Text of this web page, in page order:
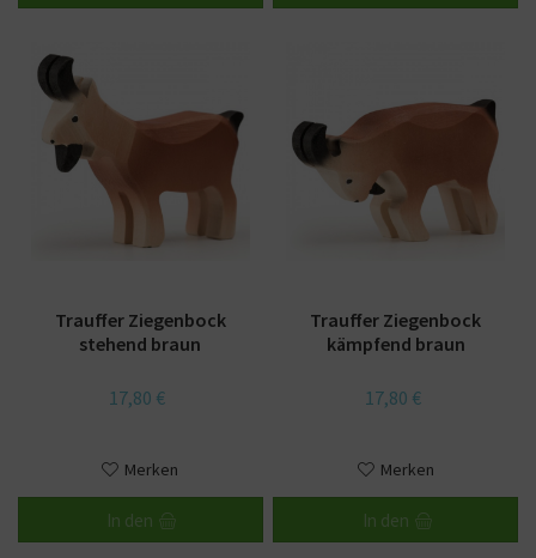
Trauffer Ziegenbock
stehend braun
17,80 €
Merken
In den
Trauffer Ziegenbock
kämpfend braun
17,80 €
Merken
In den